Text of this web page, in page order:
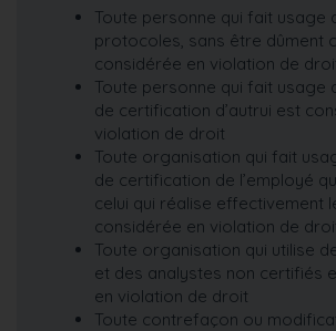
Toute personne qui fait usage
protocoles, sans être dûment
considérée en violation de
Toute personne qui fait usage
de certification d’autrui est
violation de droit
Toute organisation qui fait
de certification de l’employé
celui qui réalise effectivement
considérée en violation de
Toute organisation qui utilise
et des analystes non certifiés
en violation de droit
Toute contrefaçon ou